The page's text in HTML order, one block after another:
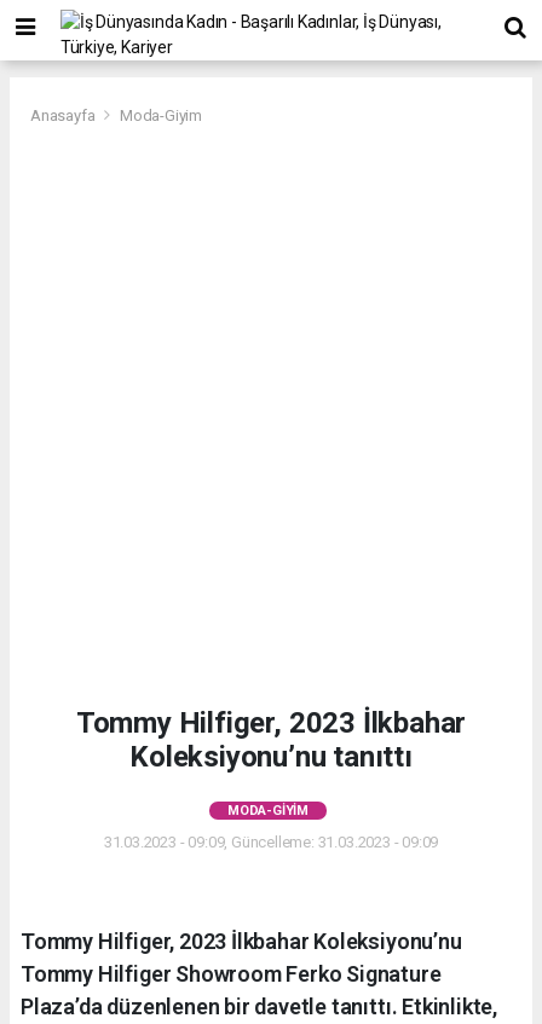
Anasayfa Moda-Giyim
Tommy Hilfiger, 2023 İlkbahar
Koleksiyonu’nu tanıttı
MODA-GIYIM
31.03.2023 - 09:09, Güncelleme: 31.03.2023 - 09:09
Tommy Hilfiger, 2023 İlkbahar Koleksiyonu’nu
Tommy Hilfiger Showroom Ferko Signature
Plaza’da düzenlenen bir davetle tanıttı. Etkinlikte,